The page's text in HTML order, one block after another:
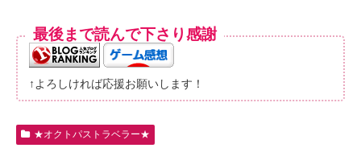
最後まで読んで下さり感謝
↑よろしければ応援お願いします！
★オクトパストラベラー★